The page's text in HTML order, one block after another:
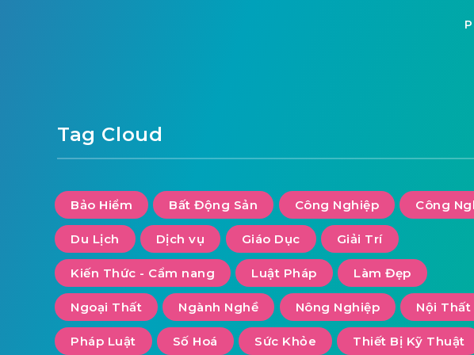
Tag Cloud
Bảo Hiểm Bất Động Sản Công Nghiệp Công
Du Lịch Dịch vụ Giáo Dục Giải Trí
Kiến Thức - Cẩm nang Luật Pháp Làm Đẹp
Ngoại Thất Ngành Nghề Nông Nghiệp Nội Thất
Pháp Luật Số Hoá Sức Khỏe Thiết Bị Kỹ Thuật